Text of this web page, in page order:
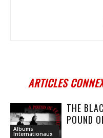
ARTICLES
Albums
Internationaux
THE
POUND